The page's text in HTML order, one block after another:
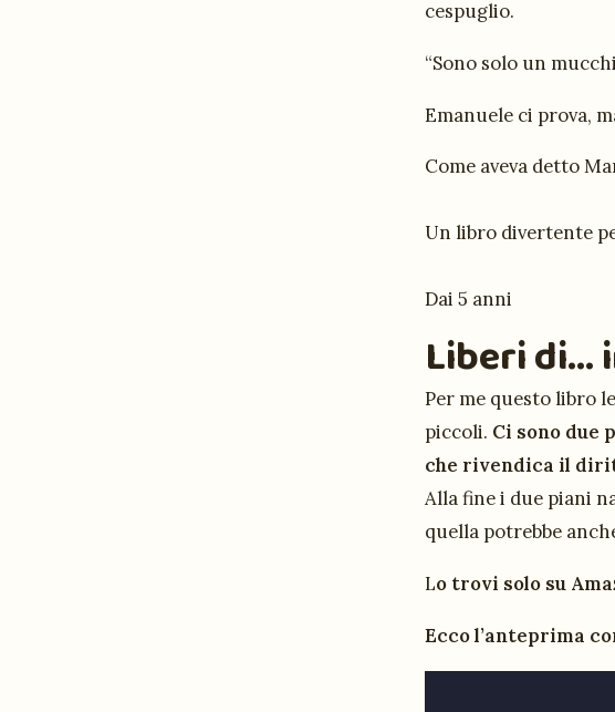
cespuglio.
“Sono solo un
Emanuele ci prova,
Come aveva detto
Un libro divertente
Dai 5 anni
Liberi di…
Per me questo libro
piccoli. Ci sono due
che rivendica il
Alla fine i due piani
quella potrebbe
Lo trovi solo su
Ecco l’anteprima